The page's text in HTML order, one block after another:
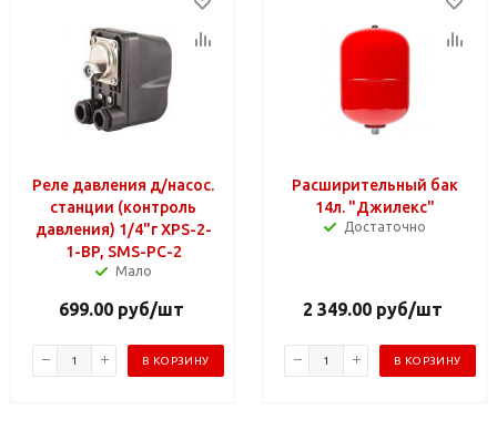
Реле давления д/насос.
станции (контроль
давления) 1/4"г XPS-2-
1-BP, SMS-PC-2
Мало
699.00руб/шт
В КОРЗИНУ
Расширительный бак
14л. "Джилекс"
Достаточно
2 349.00 руб/шт
В КОРЗИНУ